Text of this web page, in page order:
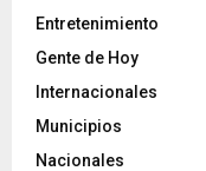
Entretenimiento
Gente de Hoy
Internacionales
Municipios
Nacionales